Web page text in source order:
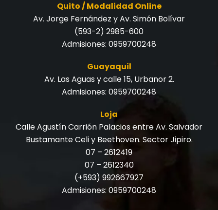
Quito / Modalidad Online
Av. Jorge Fernández y Av. Simón Bolívar
(593-2) 2985-600
Admisiones: 0959700248
Guayaquil
Av. Las Aguas y calle 15, Urbanor 2.
Admisiones: 0959700248
Loja
Calle Agustín Carrión Palacios entre Av. Salvador
Bustamante Celi y Beethoven. Sector Jipiro.
07 – 2612419
07 – 2612340
(+593) 992667927
Admisiones: 0959700248